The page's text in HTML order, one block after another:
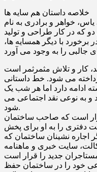
خلاصه داستان هم سایه ها
خواهر و برادری به نام
که در کار طراحی و تولید
برخورد با دیگر همسایه ها،
کار و تلاش مثمرثمر است
می شود. خط داستانی
ادامه دارد اما هر شب یک
به نوعی نقد اجتماعی می
شود.
است که صاحب ساختمان
دفترى را به او براى پخش
اجاره نشینان ساختمان که
سایت خبرى و ماهنامه
مستاجران جدید را قرار است
خود را در ساختمان حفظ